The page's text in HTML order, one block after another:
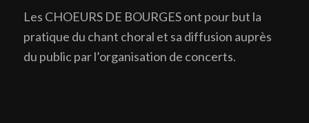
Les CHOEURS DE BOURGES ont pour but la
pratique du chant choral et sa diffusion auprès
du public par l’organisation de concerts.